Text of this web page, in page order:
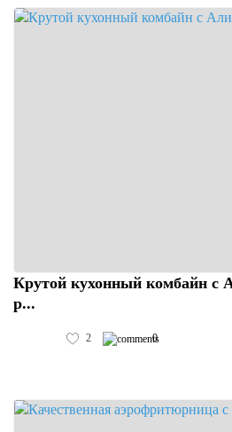
Крутой кухонный комбайн с
р...
2 0